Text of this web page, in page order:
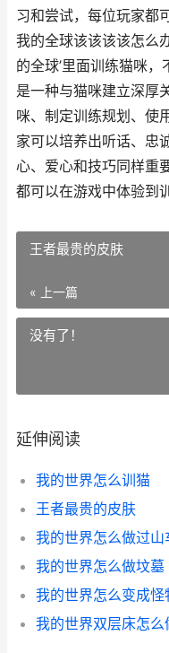
习和尝试，每位玩家都
我的全球该该该该怎么
的全球’里面训练猫咪
是一种与猫咪建立深厚
咪、制定训练规划、使
家可以培养出听话、忠
心、爱心和技巧同样重
都可以在游戏中体验到
王者最贵的皮肤
« 上一篇
没有了！
延伸阅读
我的世界怎么训猫
王者最贵的皮肤
我的世界怎么做过山
我的世界怎么做坟墓
我的世界怎么变成怪
我的世界双层床怎么